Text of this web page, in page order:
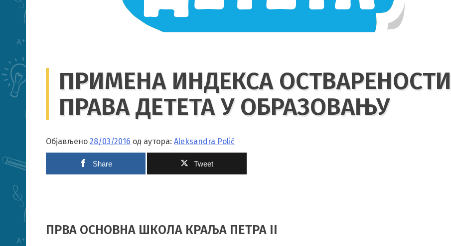
ПРИМЕНА ИНДЕКСА ОСТВАРЕНОСТИ
ПРАВА ДЕТЕТА У ОБРАЗОВАЊУ
Објављено 28/03/2016 од аутора: Aleksandra Polić
Share Tweet
ПРВА ОСНОВНА ШКОЛА КРАЉА ПЕТРА II